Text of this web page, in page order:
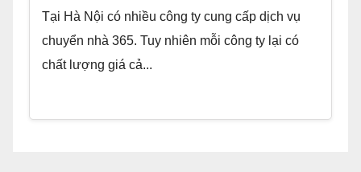
Tại Hà Nội có nhiều công ty cung cấp dịch vụ
chuyển nhà 365. Tuy nhiên mỗi công ty lại có
chất lượng giá cả...